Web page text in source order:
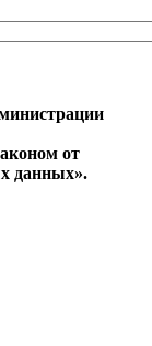
от
данных».